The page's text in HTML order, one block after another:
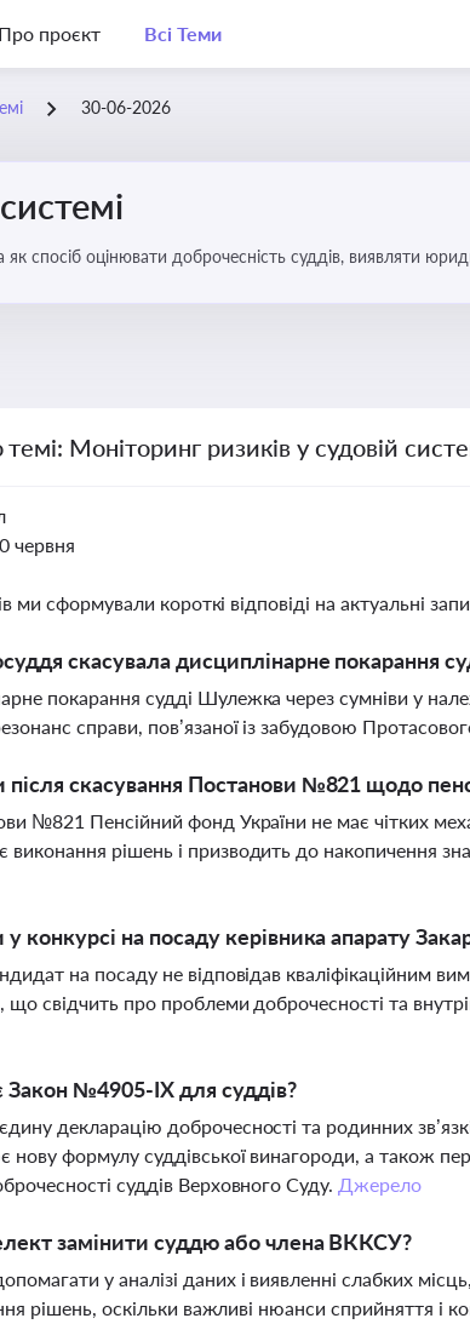
Про проєкт Всі Теми
30-06-2026
спосіб оцінювати доброчесність суддів, виявляти
Моніторинг ризиків у судовій
червня
ми сформували короткі відповіді на актуальні
скасувала дисциплінарне покарання
покарання судді Шулежка через сумніви у
справи, пов’язаної із забудовою
скасування Постанови №821 щодо
№821 Пенсійний фонд України не має чітких
рішень і призводить до накопичення
конкурсі на посаду керівника апарату
на посаду не відповідав кваліфікаційним
свідчить про проблеми доброчесності та
Закон №4905-IX для суддів?
декларацію доброчесності та родинних
нову формулу суддівської винагороди, а також
суддів Верховного Суду. Джерело
замінити суддю або члена ВККСУ?
у аналізі даних і виявленні слабких
рішень, оскільки важливі нюанси сприйняття